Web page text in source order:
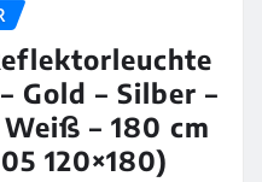
Gold – Silber –
– 180 cm
120×180)